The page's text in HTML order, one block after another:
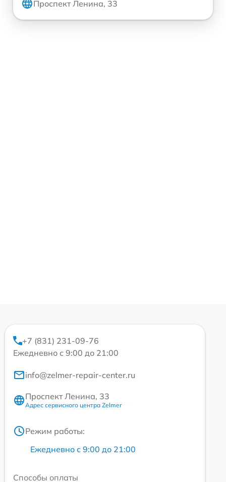
Проспект Ленина, 33
+7 (831) 231-09-76
Ежедневно с 9:00 до 21:00
info@zelmer-repair-center.ru
Проспект Ленина, 33
Адрес сервисного центра Zelmer
Режим работы:
Ежедневно с 9:00 до 21:00
Способы оплаты